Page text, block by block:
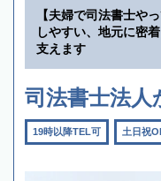
【夫婦で司法書士や
しやすい、地元に密
支えます
司法書士法人
19時以降TEL可 土日祝